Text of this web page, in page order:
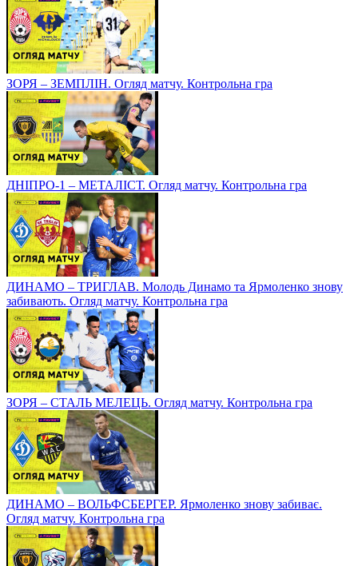
ЗОРЯ – ЗЕМПЛІН. Огляд матчу. Контрольна гра
ДНІПРО-1 – МЕТАЛІСТ. Огляд матчу. Контрольна гра
ДИНАМО – ТРИГЛАВ. Молодь Динамо та Ярмоленко знову
забивають. Огляд матчу. Контрольна гра
ЗОРЯ – СТАЛЬ МЕЛЕЦЬ. Огляд матчу. Контрольна гра
ДИНАМО – ВОЛЬФСБЕРГЕР. Ярмоленко знову забиває.
Огляд матчу. Контрольна гра